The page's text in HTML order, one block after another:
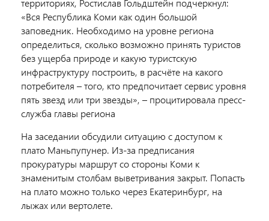
территориях, Ростислав Гольдштейн подчеркнул:
«Вся Республика Коми как один большой
заповедник. Необходимо на уровне региона
определиться, сколько возможно принять туристов
без ущерба природе и какую туристскую
инфраструктуру построить, в расчёте на какого
потребителя – того, кто предпочитает сервис уровня
пять звезд или три звезды», – процитировала пресс-
служба главы региона
На заседании обсудили ситуацию с доступом к
плато Маньпупунер. Из-за предписания
прокуратуры маршрут со стороны Коми к
знаменитым столбам выветривания закрыт. Попасть
на плато можно только через Екатеринбург, на
лыжах или вертолете.